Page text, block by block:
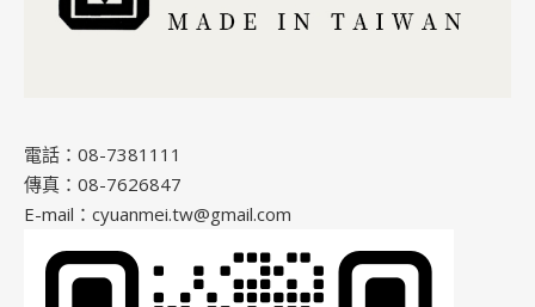
電話：08-7381111
傳真：08-7626847
E-mail：cyuanmei.tw@gmail.com